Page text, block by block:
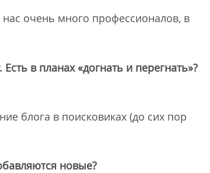
очень много профессионалов, в
в планах «догнать и перегнать»?
блога в поисковиках (до сих пор
новые?